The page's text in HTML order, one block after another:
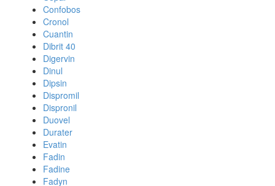
Confobos
Cronol
Cuantin
Dibrit 40
Digervin
Dinul
Dipsin
Dispromil
Dispronil
Duovel
Durater
Evatin
Fadin
Fadine
Fadyn